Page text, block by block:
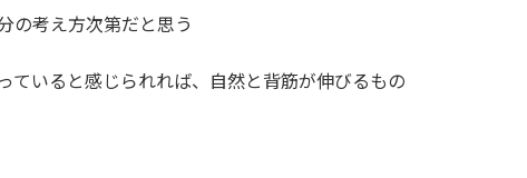
の考え方次第だと思う
ていると感じられれば、自然と背筋が伸びるもの